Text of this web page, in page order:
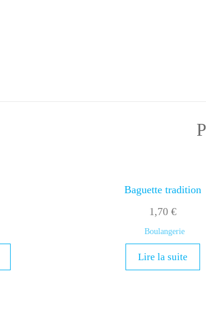
Baguette tradition
1,70€
Boulangerie
Lire la suite